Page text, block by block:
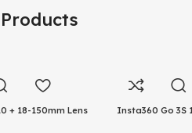
+ 18-150mm Lens
Insta360 Go 3S